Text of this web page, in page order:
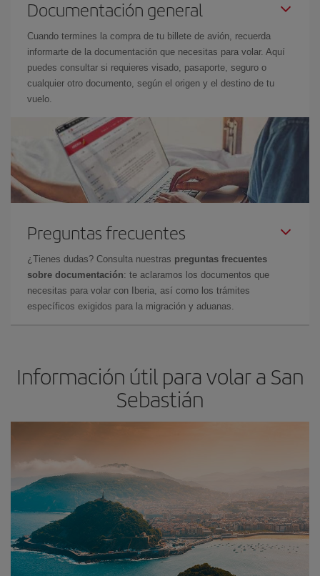
Documentación general
Cuando termines la compra de tu billete de avión, recuerda
informarte de la documentación que necesitas para volar. Aquí
puedes consultar si requieres visado, pasaporte, seguro o
cualquier otro documento, según el origen y el destino de tu
vuelo.
Preguntas frecuentes
¿Tienes dudas? Consulta nuestras preguntas frecuentes
sobre documentación: te aclaramos los documentos que
necesitas para volar con Iberia, así como los trámites
específicos exigidos para la migración y aduanas.
Información útil para volar a San
Sebastián